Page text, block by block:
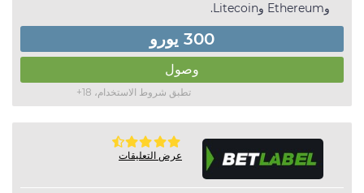
وEthereum وLitecoin.
300 يورو
وصول
تطبق شروط الاستخدام، 18+
عرض التعليقات